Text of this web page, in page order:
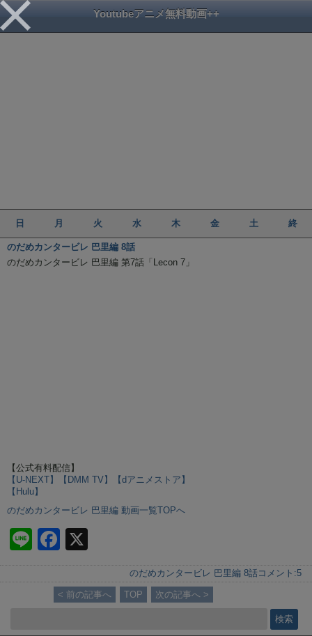
Youtubeアニメ無料動画++
日 月 火 水 木 金 土 終
のだめカンタービレ 巴里編 8話
のだめカンタービレ 巴里編 第7話「Lecon 7」
【公式有料配信】
【U-NEXT】
【DMM TV】
【dアニメストア】
【Hulu】
のだめカンタービレ 巴里編 動画一覧TOPへ
Li
n
e
F
a
c
e
のだめカンタービレ 巴里編 8話 コメント:5
< 前の記事へ TOP 次の記事へ >